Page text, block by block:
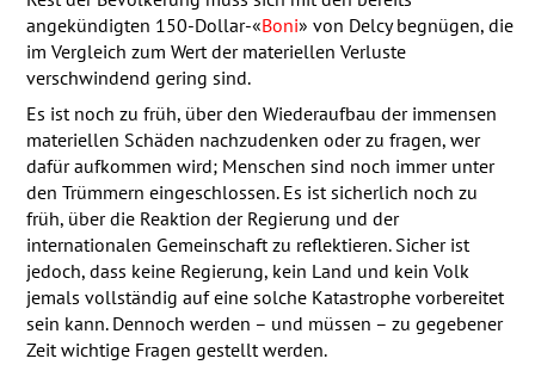
angekündigten 150-Dollar-«Boni» von Delcy begnügen, die
im Vergleich zum Wert der materiellen Verluste
verschwindend gering sind.
Es ist noch zu früh, über den Wiederaufbau der immensen
materiellen Schäden nachzudenken oder zu fragen, wer
dafür aufkommen wird; Menschen sind noch immer unter
den Trümmern eingeschlossen. Es ist sicherlich noch zu
früh, über die Reaktion der Regierung und der
internationalen Gemeinschaft zu reflektieren. Sicher ist
jedoch, dass keine Regierung, kein Land und kein Volk
jemals vollständig auf eine solche Katastrophe vorbereitet
sein kann. Dennoch werden – und müssen – zu gegebener
Zeit wichtige Fragen gestellt werden.